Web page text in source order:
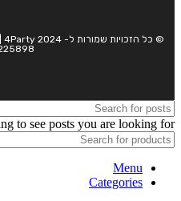
to see posts you are looking for.
Menu
Categories